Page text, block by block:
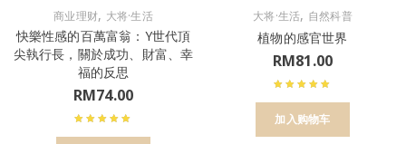
商业理财, 大将·生活
快樂性感的百萬富翁：Y世代頂
尖執行長，關於成功、財富、幸
福的反思
RM74.00
大将·生活, 自然科普
植物的感官世界
RM81.00
加入购物车